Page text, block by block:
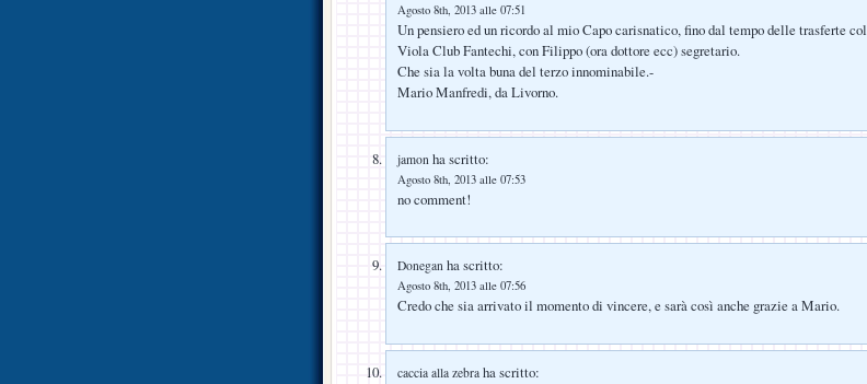
Agosto 8th, 2013 alle 07:51
Un pensiero ed un ricordo al mio Capo carisnatico, fino dal tempo delle trasferte col
Viola Club Fantechi, con Filippo (ora dottore ecc) segretario.
Che sia la volta buna del terzo innominabile.-
Mario Manfredi, da Livorno.
jamon ha scritto:
Agosto 8th, 2013 alle 07:53
no comment!
Donegan ha scritto:
Agosto 8th, 2013 alle 07:56
Credo che sia arrivato il momento di vincere, e sarà così anche grazie a Mario.
caccia alla zebra ha scritto: